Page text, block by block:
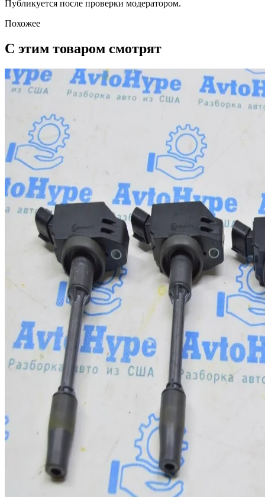
Публикуется после проверки модератором.
Похожее
С этим товаром смотрят